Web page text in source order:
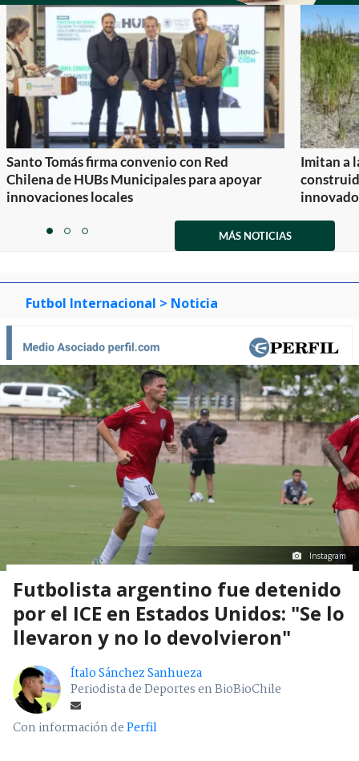
Santo Tomás firma convenio con Red
Chilena de HUBs Municipales para apoyar
innovaciones locales
Imitan a
itemitemitem
MÁS NOTICIAS
Futbol Internacional > Noticia
Instagram
Futbolista argentino fue detenido
por el ICE en Estados Unidos: "Se lo
llevaron y no lo devolvieron"
Ítalo Sánchez Sanhueza
Periodista de Deportes en BioBioChile
Con información dePerfil